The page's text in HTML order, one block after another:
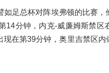
足总杯对阵埃弗顿的比赛，
分钟，内克-威廉姆斯禁区
在第39分钟，奥里吉禁区